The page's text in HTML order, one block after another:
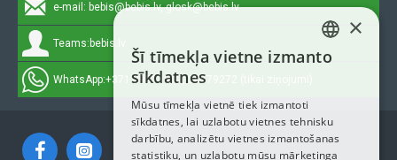
e-mail: bebis@bebis.lv, glosk@bebis.lv
Teams: bebis.lv
WhatsApp:+371 29511512, 20579272 (tikai ziņojumi)
LATVIAN
ENGLISH
×
Šī tīmekļa vietne izmanto
sīkdatnes
Mūsu tīmekļa vietnē tiek izmantoti
sīkdatnes, lai uzlabotu vietnes tehnisku
darbību, analizētu vietnes izmantošanas
statistiku, un uzlabotu mūsu mārketinga